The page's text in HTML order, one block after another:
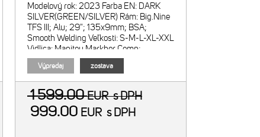
Modelový rok: 2023 Farba EN: DARK
SILVER(GREEN/SILVER) Rám: Big.Nine
TFS III; Alu; 29"; 135x9mm; BSA;
Smooth Welding Veľkosti: S-M-L-XL-XXL
Vidlica: Manitou Markhor Comp;
vzduchová; zdvih 100mm
Výpredaj zostava
1 599.00EURs DPH
999.00 EUR s DPH